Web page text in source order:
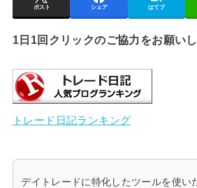
ポスト シェア はてブ
1日1回クリックのご協力をお願い
トレード日記ランキング
デイトレードに特化したツールを使い